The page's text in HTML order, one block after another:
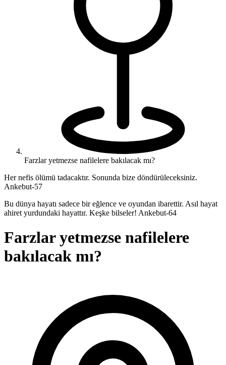
Farzlar yetmezse nafilelere bakılacak mı?
Her nefis ölümü tadacaktır. Sonunda bize döndürüleceksiniz.
Ankebut-57
Bu dünya hayatı sadece bir eğlence ve oyundan ibarettir. Asıl hayat
ahiret yurdundaki hayattır. Keşke bilseler! Ankebut-64
Farzlar yetmezse nafilelere
bakılacak mı?